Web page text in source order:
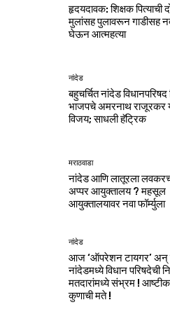
हृदयदावक: शिक्षक पित्याची
मुलांसह पुलावरून गाडीसह
घेऊन आत्महत्या
नांदेड
बहुचर्चित नांदेड
भाजपचे अमरनाथ राजूरकर
विजय; साधली हॅट्रिक
मराठवाडा
नांदेड आणि लातूरला
अप्पर आयुक्तालय ? महसूल
आयुक्तालयावर नवा फॉर्म्युला
नांदेड
आज ‘ऑपरेशन टायगर’ अन्
नांदेडमध्ये विधान परिषदेची
मतदारांमध्ये संभ्रम !
कुणाची मते !